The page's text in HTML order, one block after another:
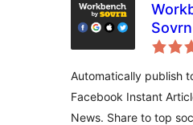
Sovrn
Automatically publish
Facebook Instant
News. Share to top